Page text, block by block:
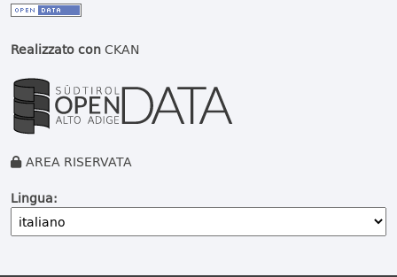
Realizzato conCKAN
AREA RISERVATA
Lingua